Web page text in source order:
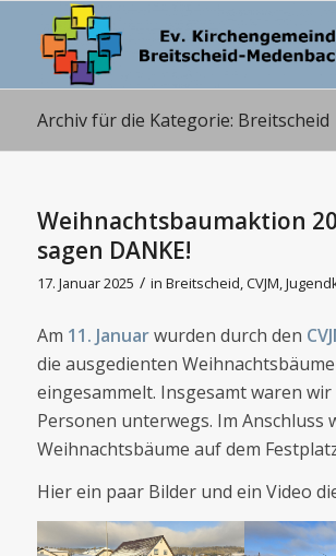
Archiv für die Kategorie: Breitscheid
Weihnachtsbaumaktion
sagen DANKE!
17. Januar 2025 / in Breitscheid,CVJM,
Am 11. Januarwurden durch den
die ausgedienten
eingesammelt. Insgesamt waren wir
Personen unterwegs. Im Anschluss
Weihnachtsbäume auf dem
Hier ein paar Bilder und ein Video